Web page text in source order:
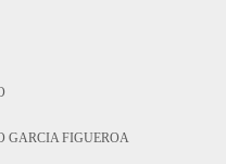
GARCIA FIGUEROA